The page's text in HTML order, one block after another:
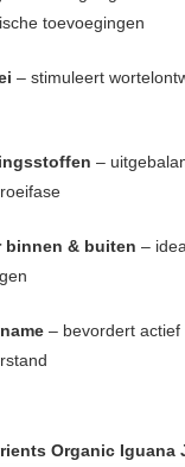
toevoegingen
– stimuleert
–
binnen & buiten –
– bevordert actief
Organic Iguana